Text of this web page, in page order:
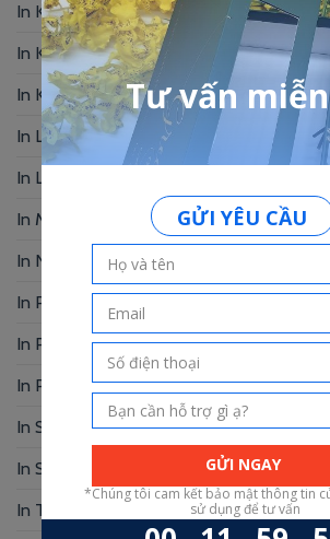
In Kẹp Bill(1)
In Khung Hình (2)
In Kỷ Yếu(6)
In Lịch Bàn(19)
In Logo
In Menu
In Name Card(49)
In Photobook
In Postcard(1)
In Profile
(1)
In Sổ Tay
(2)
In Standee – PP
In Tag Treo